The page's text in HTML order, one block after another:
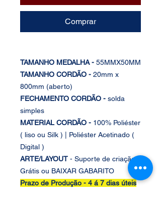
Comprar
TAMANHO MEDALHA - 55MMX50MM
TAMANHO CORDÃO - 20mm x
800mm (aberto)
FECHAMENTO CORDÃO - solda
simples
MATERIAL CORDÃO - 100% Poliéster
( liso ou Silk ) | Poliéster Acetinado (
Digital )
ARTE/LAYOUT - Suporte de criação
Grátis ou BAIXAR GABARITO
Prazo de Produção - 4 á 7 dias úteis